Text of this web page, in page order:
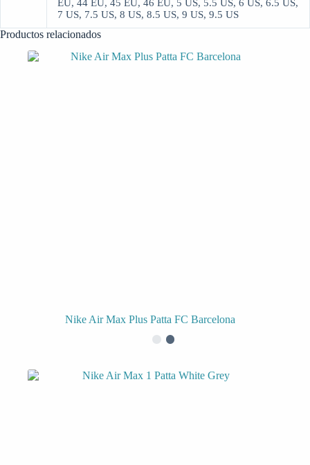
EU, 44 EU, 45 EU, 46 EU, 5 US, 5.5 US, 6 US, 6.5 US,
7 US, 7.5 US, 8 US, 8.5 US, 9 US, 9.5 US
Productos relacionados
Nike Air Max Plus Patta FC Barcelona